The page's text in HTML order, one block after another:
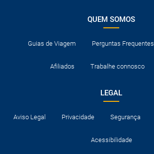
QUEM SOMOS
Guias de Viagem Perguntas Frequentes
Afiliados Trabalhe connosco
LEGAL
Aviso Legal Privacidade Segurança
Acessibilidade